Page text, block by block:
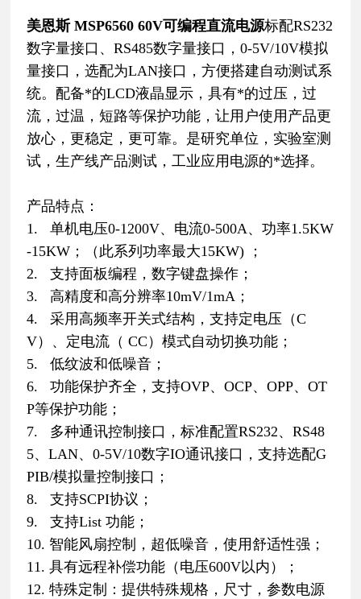
美恩斯 MSP6560 60V可编程直流电源标配RS232
数字量接口、RS485数字量接口，0-5V/10V模拟
量接口，选配为LAN接口，方便搭建自动测试系
统。配备*的LCD液晶显示，具有*的过压，过
流，过温，短路等保护功能，让用户使用产品更
放心，更稳定，更可靠。是研究单位，实验室测
试，生产线产品测试，工业应用电源的*选择。
产品特点：
1. 单机电压0-1200V、电流0-500A、功率1.5KW
-15KW；（此系列功率最大15KW) ；
2. 支持面板编程，数字键盘操作；
3. 高精度和高分辨率10mV/1mA；
4. 采用高频率开关式结构，支持定电压（C
V）、定电流（ CC）模式自动切换功能；
5. 低纹波和低噪音；
6. 功能保护齐全，支持OVP、OCP、OPP、OT
P等保护功能；
7. 多种通讯控制接口，标准配置RS232、RS48
5、LAN、0-5V/10数字IO通讯接口，支持选配G
PIB/模拟量控制接口；
8. 支持SCPI协议；
9. 支持List 功能；
10. 智能风扇控制，超低噪音，使用舒适性强；
11. 具有远程补偿功能（电压600V以内）；
12. 特殊定制：提供特殊规格，尺寸，参数电源